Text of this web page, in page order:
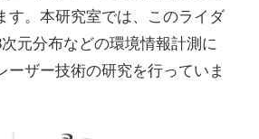
す。本研究室では、このライダ
元分布などの環境情報計測に
ーザー技術の研究を行っていま